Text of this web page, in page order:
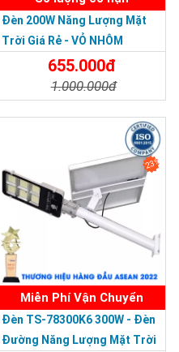
Việt Nam 2023
Đèn 200W Năng Lượng Mặt
Trời Giá Rẻ - VỎ NHÔM
655.000đ
1.000.000đ
23%
Miễn Phí Vận Chuyển
Đèn TS-78300K6 300W - Đèn
Đường Năng Lượng Mặt Trời